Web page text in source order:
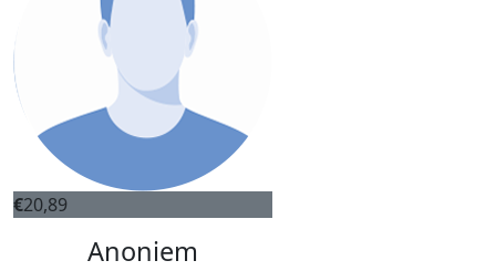
€20,89
Anoniem